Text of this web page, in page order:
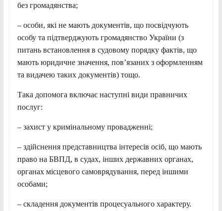
без громадянства;
– особи, які не мають документів, що посвідчують
особу та підтверджують громадянство України (з
питань встановлення в судовому порядку фактів, що
мають юридичне значення, пов’язаних з оформленням
та видачею таких документів) тощо.
Така допомога включає наступні види правничих
послуг:
– захист у кримінальному провадженні;
– здійснення представництва інтересів осіб, що мають
право на БВПД, в судах, інших державних органах,
органах місцевого самоврядування, перед іншими
особами;
– складення документів процесуального характеру.